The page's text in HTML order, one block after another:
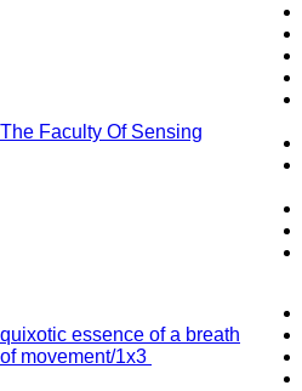
The Faculty Of Sensing
quixotic essence of a breath
of movement/1x3